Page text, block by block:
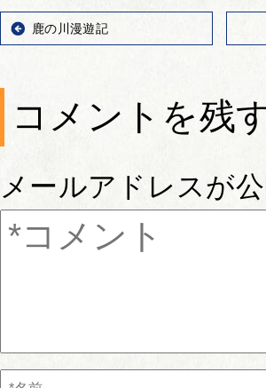
鹿の川漫遊記
コメントを残
メールアドレスが